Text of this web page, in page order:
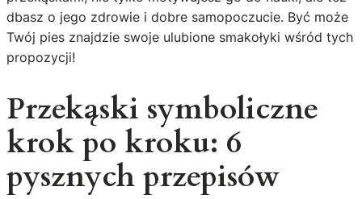
dbasz o jego zdrowie i dobre samopoczucie. Być może
Twój pies znajdzie swoje ulubione smakołyki wśród tych
propozycji!
Przekąski symboliczne
krok po kroku: 6
pysznych przepisów